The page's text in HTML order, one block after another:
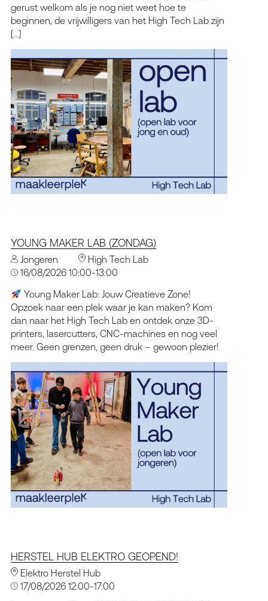
gerust welkom als je nog niet weet hoe te
beginnen, de vrijwilligers van het High Tech Lab zijn
[…]
YOUNG MAKER LAB (ZONDAG)
Jongeren
High Tech Lab
16/08/2026 10:00-13:00
Young Maker Lab: Jouw Creatieve Zone!
Opzoek naar een plek waar je kan maken? Kom
dan naar het High Tech Lab en ontdek onze 3D-
printers, lasercutters, CNC-machines en nog veel
meer. Geen grenzen, geen druk – gewoon plezier!
HERSTEL HUB ELEKTRO GEOPEND!
Elektro Herstel Hub
17/08/2026 12:00-17:00